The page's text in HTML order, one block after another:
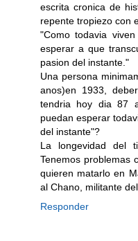
escrita cronica de
repente tropiezo con
"Como todavia
esperar a que
pasion del instante."
Una persona
anos)en 1933,
tendria hoy dia 87
puedan esperar
del instante"?
La longevidad del
Tenemos problemas
quieren matarlo en
al Chano, militante
Responder